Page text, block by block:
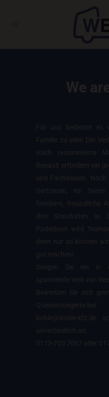
We
Für uns bedeutet es
Familie zu sein! Der
solch renommierte
Renault erfordern ein
und Fachwissen.
Vertrauen, ein
familiäre, freundliche
drei Standorten in
Paderborn wird
denn nur so können
gut machen!
Steigen Sie ein in
spannende Welt von
Bewerben Sie sich
QuereinsteigerIn bei
bohle@wesle-kfz.de
unverbindlich an:
0173-705 7007 oder